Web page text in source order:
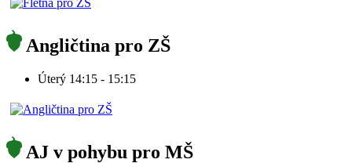
Angličtina pro ZŠ
Úterý 14:15 - 15:15
AJ v pohybu pro MŠ